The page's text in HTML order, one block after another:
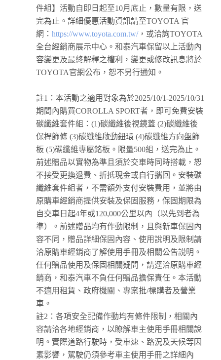
件組】活動自即日起至10月底止，數量有限，送
完為止。詳細優惠活動資訊請至TOYOTA 官
網：https://www.toyota.com.tw/，或洽詢TOYOTA
全台經銷商展示中心。和泰汽車保留以上活動內
容變更及最終解釋之權利，變更或修改訊息將於
TOYOTA官網公布，恕不另行通知。
註1：本活動之適用對象為於2025/10/1-2025/10/31
期間內購買COROLLA SPORT者，即可免費安裝
碳纖維套件組：(1)碳纖維後視鏡蓋 (2)碳纖維後
保桿飾條 (3)碳纖維啟動鈕環 (4)碳纖維方向盤飾
板 (5)碳纖維專屬銘板。限量500組，送完為止。
前述贈品以實物為準且須於交車時同時搭載，恕
不接受更換退費、折抵現金或自行攜回。安裝碳
纖維套件組者，不需額外支付安裝費用，並將由
原購車經銷商提供安裝及保固服務，保固期限為
自交車日起4年或120,000公里以內（以先到者為
準）。前述贈品均有作動限制，且與新車保固內
容不同，贈品詳細保固內容、使用說明及限制請
洽原購車經銷商了解使用手冊及相關公吿説明。
任何贈品使用及保固相關疑問，請逕洽原購車經
銷商，和泰汽車不負任何贈品擔保責任。本活動
不適用租賃、政府機關、專案批/標購者及營業
車。
註2：各項安全配備作動均有條件限制，相關內
容請洽各地經銷商，以瞭解車主使用手冊相關說
明。實際道路行駛時，受車速、路況及天候等因
素影響，駕駛仍須參考車主使用手冊之詳細內